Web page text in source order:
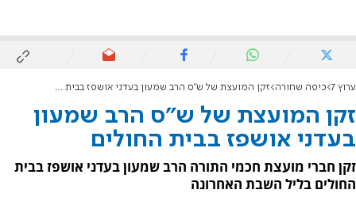
ערוץ 7 כיפה שחורה זקן המועצת של ש"ס הרב שמעון בעדני אושפז בבית החולים
זקן המועצת של ש"ס הרב שמעון
בעדני אושפז בבית החולים
זקן חברי מועצת חכמי התורה הרב שמעון בעדני אושפז בבית
החולים בליל השבת האחרונה